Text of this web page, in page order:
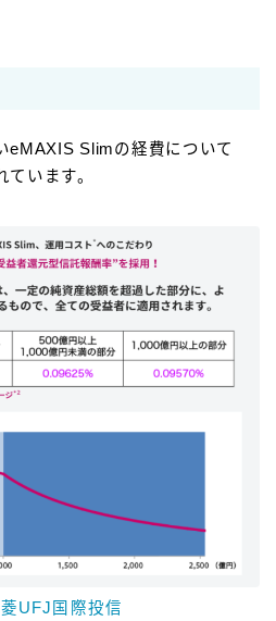
eMAXIS Slimの経費について
います。
UFJ国際投信